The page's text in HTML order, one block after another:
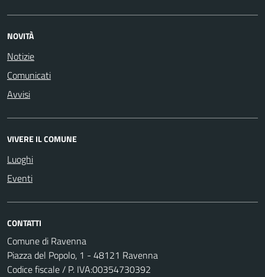
NOVITÀ
Notizie
Comunicati
Avvisi
VIVERE IL COMUNE
Luoghi
Eventi
CONTATTI
Comune di Ravenna
Piazza del Popolo, 1 - 48121 Ravenna
Codice fiscale / P. IVA:00354730392